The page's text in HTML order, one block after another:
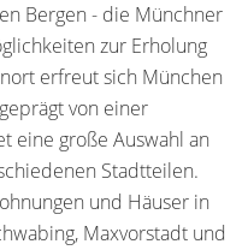
Bergen - die Münchner
zur Erholung
erfreut sich München
von einer
eine große Auswahl an
Stadtteilen.
und Häuser in
Maxvorstadt und